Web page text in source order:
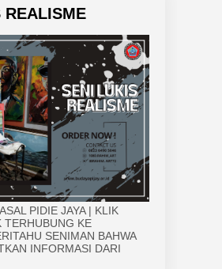
REALISME
PIDIE JAYA | KLIK
TERHUBUNG KE
SENIMAN BAHWA
INFORMASI DARI